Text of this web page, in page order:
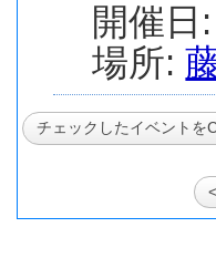
場所: